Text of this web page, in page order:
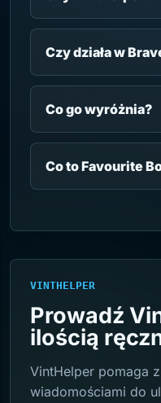
Czy działa w
Co go wyróżnia?
Co to Favourite
VINTHELPER
Prowadź
ilością
VintHelper pomaga
wiadomościami do